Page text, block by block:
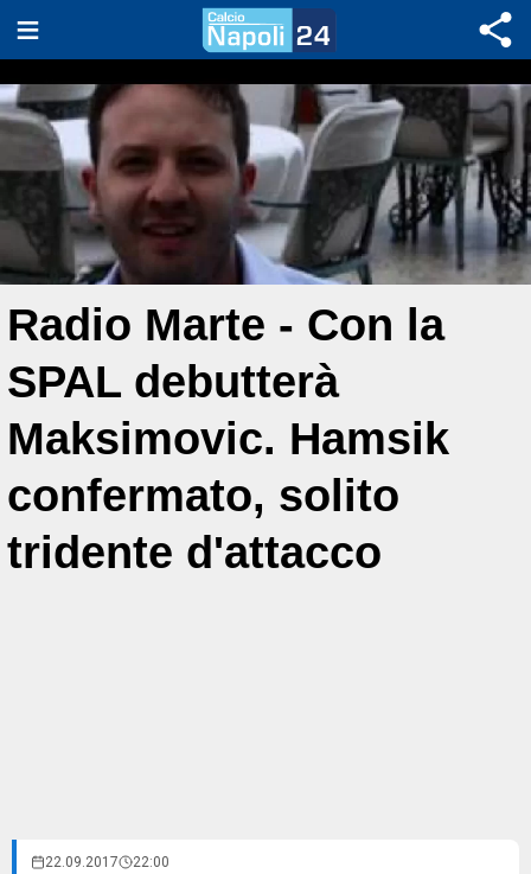
Radio Marte - Con la
SPAL debutterà
Maksimovic. Hamsik
confermato, solito
tridente d'attacco
22.09.2017 22:00